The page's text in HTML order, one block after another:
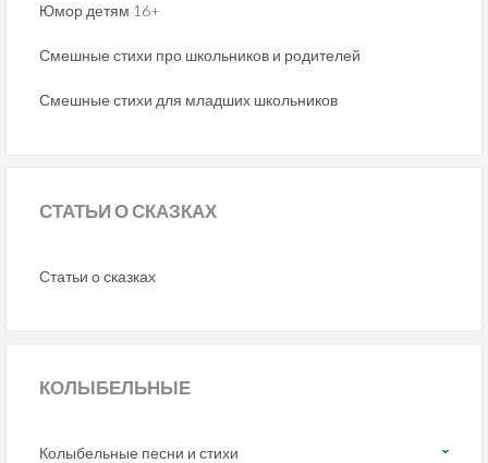
Юмор детям 16+
Смешные стихи про школьников и родителей
Смешные стихи для младших школьников
СТАТЬИО СКАЗКАХ
Статьи о сказках
КОЛЫБЕЛЬНЫЕ
Колыбельные песни и стихи